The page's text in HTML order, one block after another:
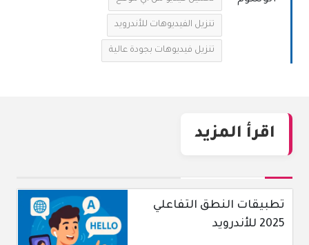
تنزيل الفيديوهات للأندرويد
تنزيل فيديوهات بجودة عالية
اقرأ المزيد
تطبيقات النطق التفاعلي
2025 للأندرويد